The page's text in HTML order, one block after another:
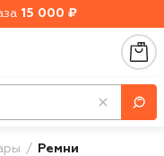
15 000 ₽
Ремни